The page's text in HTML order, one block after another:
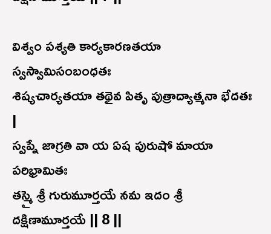
విశ్వం పశ్యతి కార్యకారణతయా
స్వస్వామిసంబంధతః
శిష్యచార్యతయా తథైవ పితృ పుత్రాద్యాత్మనా భేదతః
|
స్వప్నే జాగ్రతి వా య ఏష పురుషో మాయా
పరిభ్రామితః
తస్మై శ్రీ గురుమూర్తయే నమ ఇదం శ్రీ
దక్షిణామూర్తయే || 8 ||